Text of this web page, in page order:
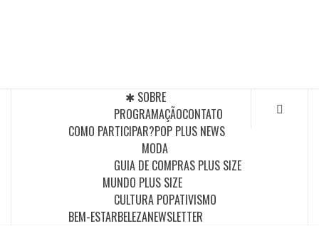
✱ SOBRE
PROGRAMAÇÃOCONTATO
COMO PARTICIPAR?POP PLUS NEWS
MODA
GUIA DE COMPRAS PLUS SIZE
MUNDO PLUS SIZE
CULTURA POPATIVISMO
BEM-ESTARBELEZANEWSLETTER